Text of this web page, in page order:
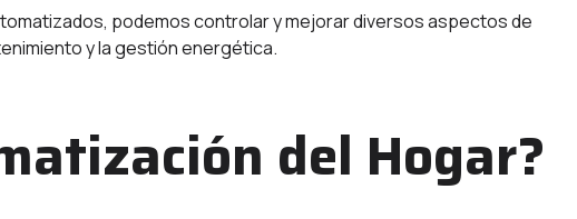
podemos controlar y mejorar diversos aspectos de
y la gestión energética.
del Hogar?